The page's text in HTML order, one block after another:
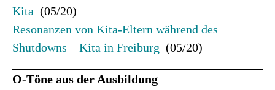
Kita (05/20)
Resonanzen von Kita-Eltern während des
Shutdowns – Kita in Freiburg (05/20)
O-Töne aus der Ausbildung